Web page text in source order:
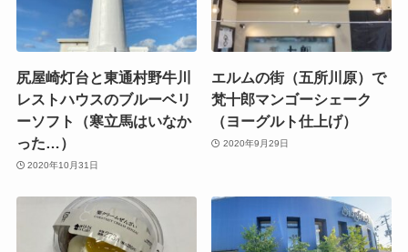
尻屋崎灯台と東通村野牛川
レストハウスのブルーベリ
ーソフト（寒立馬はいなか
った…）
2020年10月31日
エルムの街（五所川原）で
梵十郎マンゴーシェーク
（ヨーグルト仕上げ）
2020年9月29日